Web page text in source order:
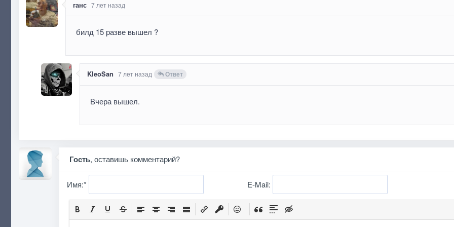
ганс 7 лет назад
билд 15 разве вышел ?
KleoSan 7 лет назад Ответ
Вчера вышел.
Гость, оставишь комментарий?
Имя:* E-Mail: